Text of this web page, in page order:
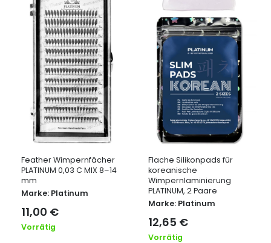
Feather Wimpernfächer
PLATINUM 0,03 C MIX 8–14
mm
Marke: Platinum
11,00 €
Vorrätig
Flache Silikonpads für
koreanische
Wimpernlaminierung
PLATINUM, 2 Paare
Marke: Platinum
12,65 €
Vorrätig